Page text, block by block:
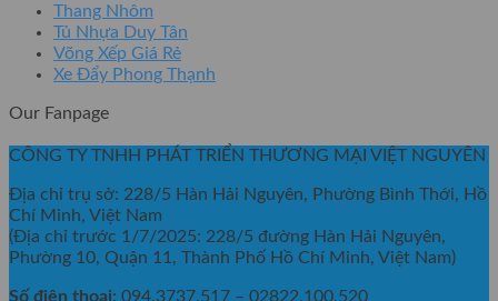
Thang Nhôm
Tủ Nhựa Duy Tân
Võng Xếp Giá Rẻ
Xe Đẩy Phong Thạnh
Our Fanpage
CÔNG TY TNHH PHÁT TRIỂN THƯƠNG MẠI VIỆT NGUYÊN
Địa chỉ trụ sở: 228/5 Hàn Hải Nguyên, Phường Bình Thới, Hồ
Chí Minh, Việt Nam
(Địa chỉ trước 1/7/2025: 228/5 đường Hàn Hải Nguyên,
Phường 10, Quận 11, Thành Phố Hồ Chí Minh, Việt Nam)
Số điện thoại: 094.3737.517 – 02822.100.520